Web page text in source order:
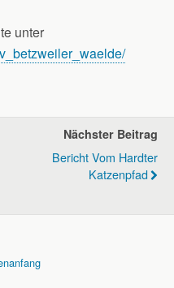
unter
Nächster Beitrag
Bericht Vom Hardter
Katzenpfad